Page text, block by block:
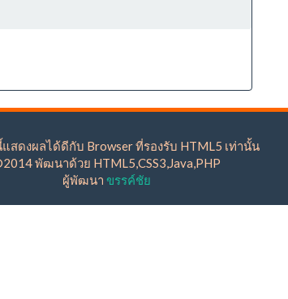
สดงผลได้ดีกับ Browser ที่รองรับ HTML5 เท่านั้น
พัฒนาด้วย HTML5,CSS3,Java,PHP
ผู้พัฒนา ขรรค์ชัย